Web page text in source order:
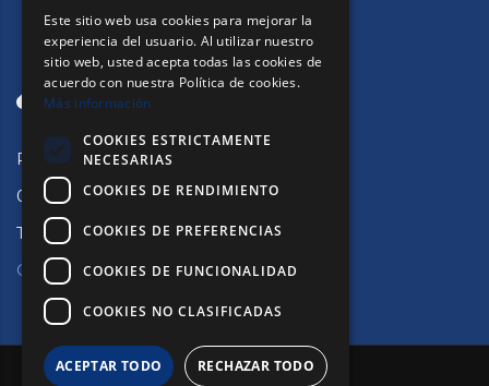
Passeig de Sant Joan, 33.
08010 Barcelona
Tlf: 932153223
Contactar
© 2026 Copyright © CMAB
Este sitio web usa cookies para mejorar la
experiencia del usuario. Al utilizar nuestro
sitio web, usted acepta todas las cookies de
acuerdo con nuestra Política de cookies.
Más información
COOKIES ESTRICTAMENTE
NECESARIAS
COOKIES DE RENDIMIENTO
COOKIES DE PREFERENCIAS
COOKIES DE FUNCIONALIDAD
COOKIES NO CLASIFICADAS
ACEPTAR TODO RECHAZAR TODO